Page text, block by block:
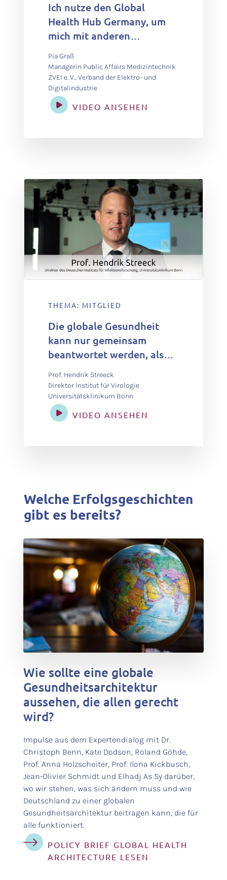
Ich nutze den Global
Health Hub Germany, um
mich mit anderen
Akteursgruppen
auszutauschen, über den
Tellerrand
hinauszuschauen und die
Diskussion zu fördern.
Pia Graß
Managerin Public Affairs Medizintechnik
ZVEI e. V., Verband der Elektro- und
Digitalindustrie
VIDEO ANSEHEN
THEMA: MITGLIED
Die globale Gesundheit
kann nur gemeinsam
beantwortet werden, also
Akteuren, die wir haben –
von der Zivilgesellschaft
bis zu Wissenschaftlern.
Prof. Hendrik Streeck
Direktor Institut für Virologie
Universitätsklinikum Bonn
VIDEO ANSEHEN
Welche Erfolgsgeschichten
gibt es bereits?
test
Wie sollte eine globale
Gesundheitsarchitektur
aussehen, die allen gerecht
wird?
Impulse aus dem Expertendialog mit Dr.
Christoph Benn, Kate Dodson, Roland Göhde,
Prof. Anna Holzscheiter, Prof. Ilona Kickbusch,
Jean-Olivier Schmidt und Elhadj As Sy darüber,
wo wir stehen, was sich ändern muss und wie
Deutschland zu einer globalen
Gesundheitsarchitektur beitragen kann, die für
alle funktioniert.
POLICY BRIEF GLOBAL HEALTH
ARCHITECTURE LESEN